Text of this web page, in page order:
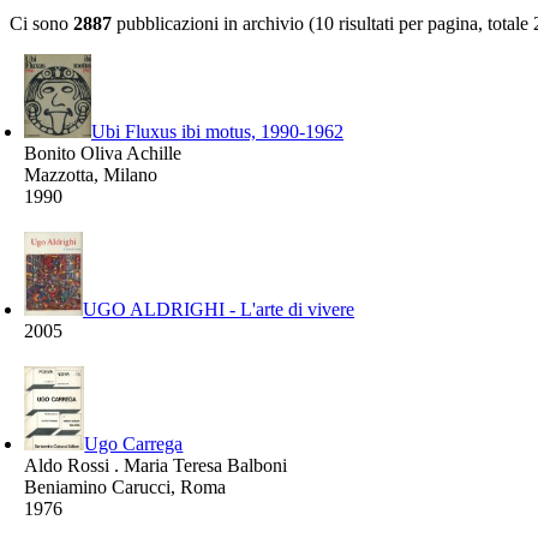
Ci sono 2887 pubblicazioni in archivio (10 risultati per pagina, totale
Ubi Fluxus ibi motus, 1990-1962
Bonito Oliva Achille
Mazzotta, Milano
1990
UGO ALDRIGHI - L'arte di vivere
2005
Ugo Carrega
Aldo Rossi . Maria Teresa Balboni
Beniamino Carucci, Roma
1976